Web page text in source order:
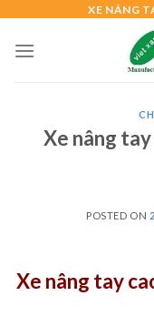
content
XE NÂNG
Xe nâng
POSTED ON
Xe nâng tay